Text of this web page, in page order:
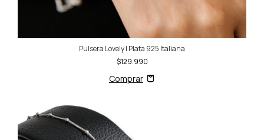
Pulsera Lovely | Plata 925 Italiana
$129.990